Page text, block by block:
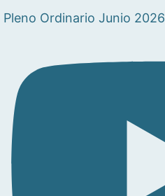
Pleno Ordinario Junio 2026